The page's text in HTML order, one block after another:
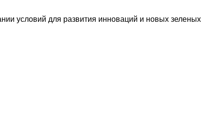
условий для развития инноваций и новых зеленых